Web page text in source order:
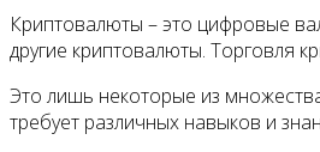
Криптовалюты – это цифровые
другие криптовалюты. Торговля
Это лишь некоторые из
требует различных навыков и